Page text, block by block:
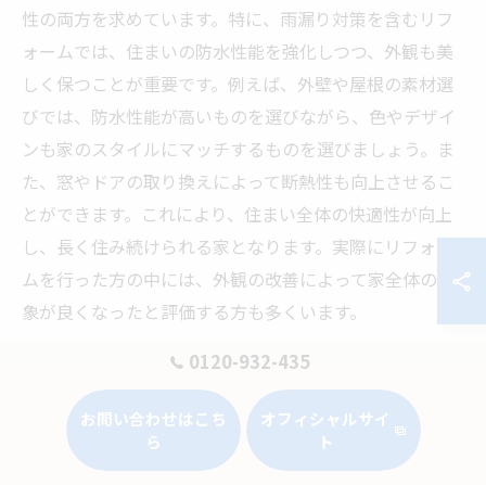
性の両方を求めています。特に、雨漏り対策を含むリフ
ォームでは、住まいの防水性能を強化しつつ、外観も美
しく保つことが重要です。例えば、外壁や屋根の素材選
びでは、防水性能が高いものを選びながら、色やデザイ
ンも家のスタイルにマッチするものを選びましょう。ま
た、窓やドアの取り換えによって断熱性も向上させるこ
とができます。これにより、住まい全体の快適性が向上
し、長く住み続けられる家となります。実際にリフォー
ムを行った方の中には、外観の改善によって家全体の印
象が良くなったと評価する方も多くいます。
未来志向のリフォームデザイン
未来志向のリフォームデザインは、今後の暮らしを見据
えた設計や素材選びを重視します。特に、リフォームを
0120-932-435
お問い合わせはこち
ら
オフィシャルサイ
ト